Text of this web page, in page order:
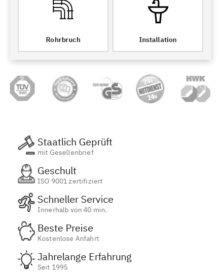
Rohrbruch Installation
Staatlich Geprüft
mit Gesellenbrief
Geschult
ISO 9001 zertifiziert
Schneller Service
Innerhalb von 40 min.
Beste Preise
Kostenlose Anfahrt
Jahrelange Erfahrung
Seit 1995